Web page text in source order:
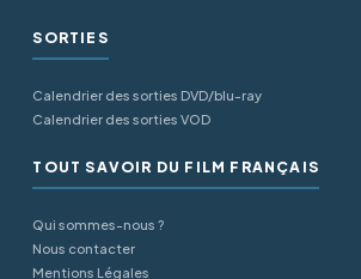
SORTIES
Calendrier des sorties DVD/blu-ray
Calendrier des sorties VOD
TOUT SAVOIR DU FILM FRANÇAIS
Qui sommes-nous ?
Nous contacter
Mentions Légales